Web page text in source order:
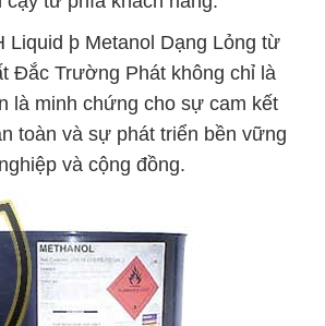
Liquid þ Metanol Dạng Lỏng từ
Đắc Trường Phát không chỉ là
là minh chứng cho sự cam kết
toàn và sự phát triển bền vững
và cộng đồng.